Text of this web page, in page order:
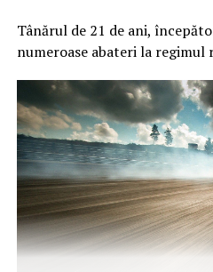
Tânărul de 21 de ani,
numeroase abateri la regimul